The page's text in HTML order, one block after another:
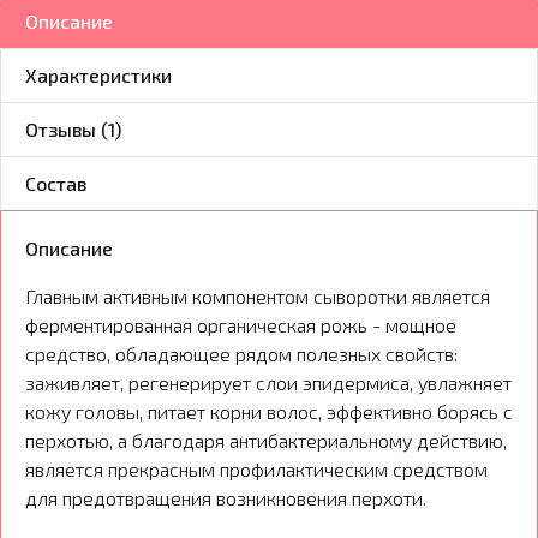
Описание
Характеристики
Отзывы (1)
Состав
Описание
Главным активным компонентом сыворотки является
ферментированная органическая рожь - мощное
средство, обладающее рядом полезных свойств:
заживляет, регенерирует слои эпидермиса, увлажняет
кожу головы, питает корни волос, эффективно борясь с
перхотью, а благодаря антибактериальному действию,
является прекрасным профилактическим средством
для предотвращения возникновения перхоти.